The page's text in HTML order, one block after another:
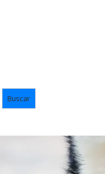
Buscar